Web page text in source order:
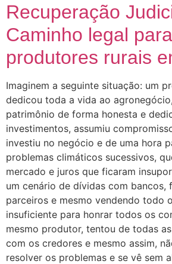
Recuperação
Caminho legal para
produtores rurais
Imaginem a seguinte situação: um
dedicou toda a vida ao
patrimônio de forma honesta e
investimentos, assumiu
investiu no negócio e de uma hora
problemas climáticos sucessivos,
mercado e juros que ficaram
um cenário de dívidas com bancos,
parceiros e mesmo vendendo todo
insuficiente para honrar todos os
mesmo produtor, tentou de todas
com os credores e mesmo assim,
resolver os problemas e se vê sem